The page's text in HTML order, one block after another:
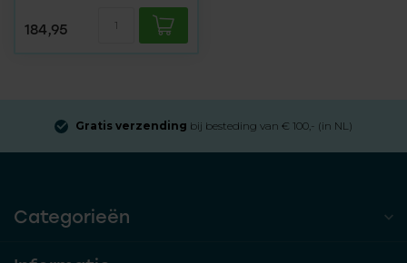
184,95
Gratis verzending bij besteding van € 100,- (in NL)
Categorieën